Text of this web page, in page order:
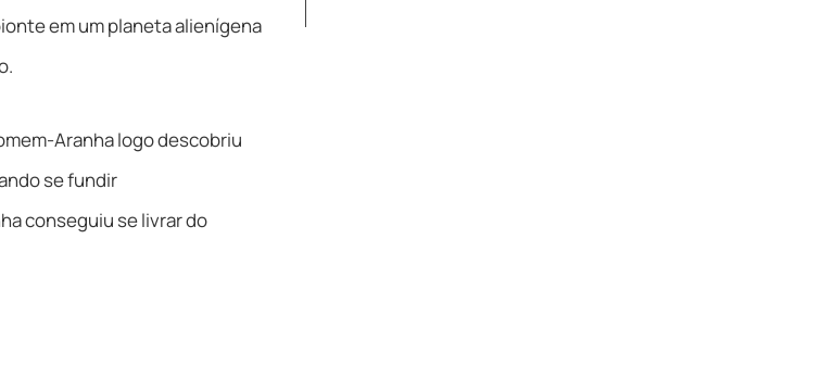
em um planeta alienígena
Aranha logo descobriu
se fundir
conseguiu se livrar do